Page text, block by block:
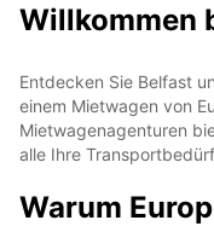
Willkommen
Entdecken Sie Belfast
einem Mietwagen von
Mietwagenagenturen
alle Ihre
Warum